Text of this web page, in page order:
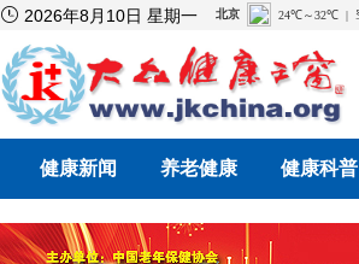
 2026年8月10日 星期一
健康新闻 养老健康 健康科普